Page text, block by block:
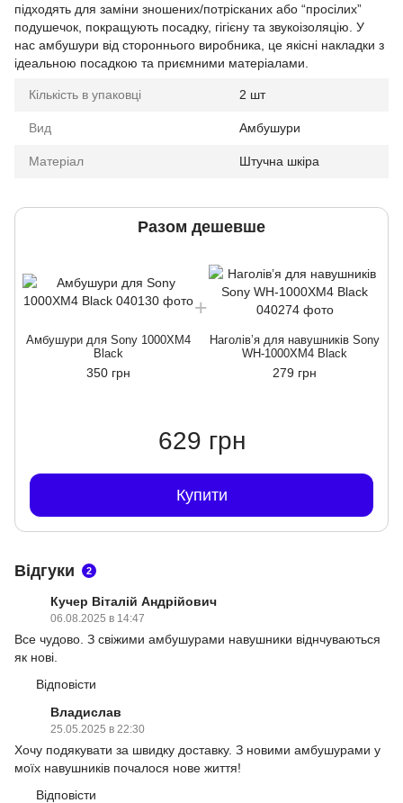
підходять для заміни зношених/потрісканих або “просілих”
подушечок, покращують посадку, гігієну та звукоізоляцію. У
нас амбушури від стороннього виробника, це якісні накладки з
ідеальною посадкою та приємними матеріалами.
Кількість в упаковці 2 шт
Вид Амбушури
Матеріал Штучна шкіра
Разом дешевше
Амбушури для Sony 1000XM4
Black
350 грн
Наголівʼя для навушників Sony
WH-1000XM4 Black
279 грн
629 грн
Купити
Відгуки 2
Кучер Віталій Андрійович
06.08.2025 в 14:47
Все чудово. З свіжими амбушурами навушники віднчуваються
як нові.
Відповісти
Владислав
25.05.2025 в 22:30
Хочу подякувати за швидку доставку. З новими амбушурами у
моїх навушників почалося нове життя!
Відповісти